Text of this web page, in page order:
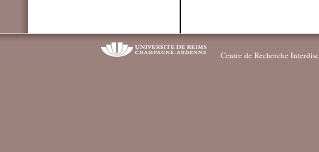
Centre de Recherche